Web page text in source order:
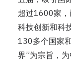
超过1600家，
科技创新和科
130多个国家
界”为宗旨，